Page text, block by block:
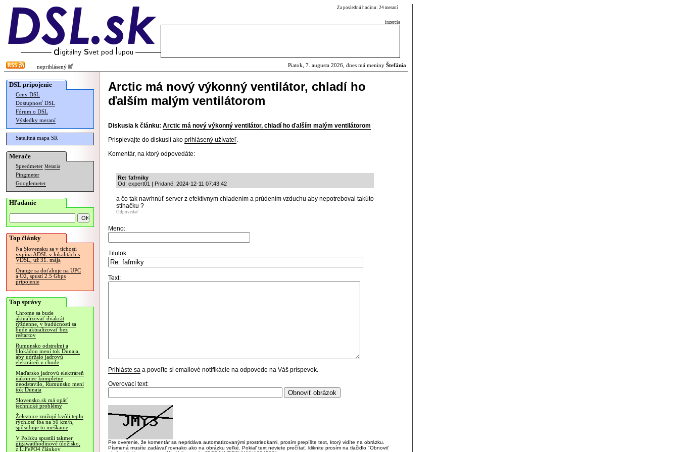
Za poslednú hodinu: 24 meraní
inzercia
neprihlásený Piatok, 7. augusta 2026, dnes má meniny Štefánia
DSL pripojenie
Ceny DSL
Dostupnosť DSL
Fórum o DSL
Výsledky meraní
Satelitná mapa SR
Merače
Speedmeter Merania
Pingmeter
Googlemeter
Hľadanie
Top články
Na Slovensku sa v tichosti
vypína ADSL v lokalitách s
VDSL, už 31. mája
Orange sa doťahuje na UPC
a O2, spustí 2.5 Gbps
pripojenie
Top správy
Chrome sa bude
aktualizovať dvakrát
týždenne, v budúcnosti sa
bude aktualizovať bez
reštartov
Rumunsko odstrelmi a
blokádou mení tok Dunaja,
aby udržalo jadrovú
elektráreň v chode
Maďarsko jadrovú elektráreň
nakoniec kompletne
neodstavilo, Rumunsko mení
tok Dunaja
Slovensko.sk má opäť
technické problémy
Železnice znižujú kvôli teplu
rýchlosť iba na 50 km/h,
spôsobuje to meškanie
V Poľsku spustili takmer
gigawatthodinové úložisko,
z LiFePO4 článkov
Arctic má nový výkonný ventilátor, chladí ho
ďalším malým ventilátorom
Diskusia k článku: Arctic má nový výkonný ventilátor, chladí ho ďalším malým ventilátorom
Prispievajte do diskusií ako prihlásený užívateľ.
Komentár, na ktorý odpovedáte:
Re: fafrniky
Od: expert01 | Pridané: 2024-12-11 07:43:42
a čo tak navrhnúť server z efektívnym chladením a prúdením vzduchu aby nepotreboval takúto
stíhačku ?
Odpovedať
Meno:
Titulok:
Text:
Prihláste sa a povoľte si emailové notifikácie na odpovede na Váš príspevok.
Overovací text:
Pre overenie, že komentár sa nepridáva automatizovanými prostriedkami, prosím prepíšte text, ktorý vidíte na obrázku.
Písmená musíte zadávať rovnako ako na obrázku veľké. Pokiaľ text neviete prečítať, kliknite prosím na tlačidlo "Obnoviť